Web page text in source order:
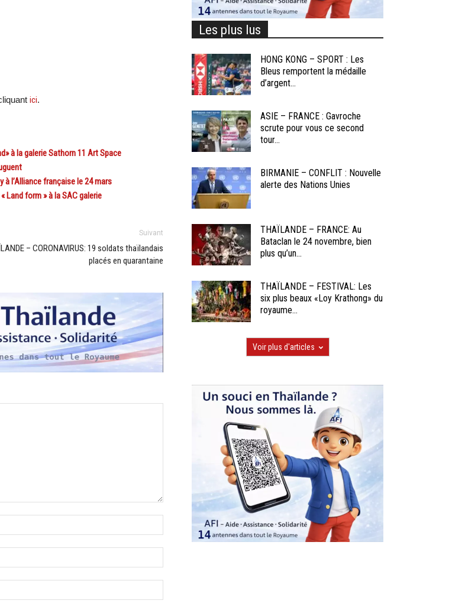
ici.
à la galerie Sathorn 11 Art Space
à l’Alliance française le 24 mars
Land form » à la SAC galerie
Suivant
– CORONAVIRUS: 19 soldats thaïlandais
placés en quarantaine
Les plus lus
HONG KONG – SPORT : Les
Bleus remportent la médaille
d’argent...
ASIE – FRANCE : Gavroche
scrute pour vous ce second
tour...
BIRMANIE – CONFLIT : Nouvelle
alerte des Nations Unies
THAÏLANDE – FRANCE: Au
Bataclan le 24 novembre, bien
plus qu’un...
THAÏLANDE – FESTIVAL: Les
six plus beaux «Loy Krathong» du
royaume...
Voir plus d'articles